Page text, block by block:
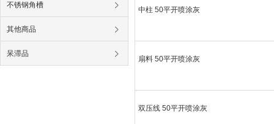
不锈钢角槽
其他商品
呆滞品
中柱 50平开喷涂灰
扇料 50平开喷涂灰
双压线 50平开喷涂灰